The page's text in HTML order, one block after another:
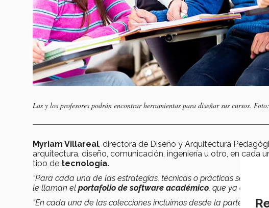
Las y los profesores podrán encontrar herramientas para diseñar sus cursos.
Myriam Villareal, directora de Diseño y Arquitectura
arquitectura, diseño, comunicación, ingeniería u otro, en cada
tipo de tecnología.
“Para cada una de las estrategias, técnicas o prácticas se les
le llaman el portafolio de software académico, que ya está
“En cada una de las colecciones incluimos desde la parte